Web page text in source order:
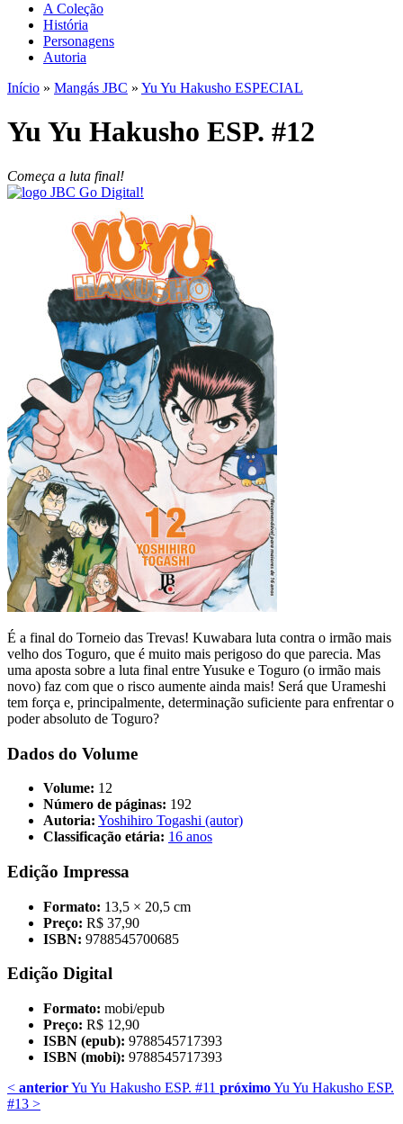
A Coleção
História
Personagens
Autoria
Início » Mangás JBC » Yu Yu Hakusho ESPECIAL
Yu Yu Hakusho ESP. #12
Começa a luta final!
É a final do Torneio das Trevas! Kuwabara luta contra o irmão mais
velho dos Toguro, que é muito mais perigoso do que parecia. Mas
uma aposta sobre a luta final entre Yusuke e Toguro (o irmão mais
novo) faz com que o risco aumente ainda mais! Será que Urameshi
tem força e, principalmente, determinação suficiente para enfrentar o
poder absoluto de Toguro?
Dados do Volume
Volume: 12
Número de páginas: 192
Autoria: Yoshihiro Togashi (autor)
Classificação etária: 16 anos
Edição Impressa
Formato: 13,5 × 20,5 cm
Preço: R$ 37,90
ISBN: 9788545700685
Edição Digital
Formato: mobi/epub
Preço: R$ 12,90
ISBN (epub): 9788545717393
ISBN (mobi): 9788545717393
< anteriorYu Yu Hakusho ESP. #11 próximoYu Yu Hakusho ESP.
#13 >